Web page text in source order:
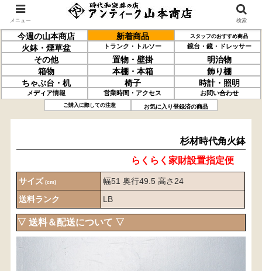
今週の山本商店 新着商品 スタッフのおすすめ商品
火鉢・煙草盆 トランク・トルソー 鏡台・鏡・ドレッサー
その他 置物・壁掛
明治物
箱物
本棚・本箱
飾り棚
ちゃぶ台・机
椅子 時計・照明
メディア情報 営業時間・アクセス お問い合わせ
ご購入に際しての注意 お気に入り登録済の商品
時代角火鉢
杉材時代角火鉢
らくらく家財設置指定便
サイズ (cm)
幅51 奥行49.5 高さ24
送料ランク
LB
▽ 送料＆配送について ▽
メニュー 検索